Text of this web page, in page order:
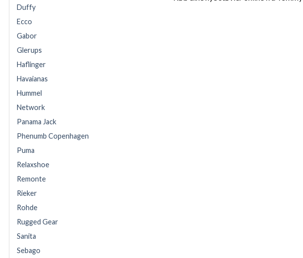
Duffy
Ecco
Gabor
Glerups
Haflinger
Havaianas
Hummel
Network
Panama Jack
Phenumb Copenhagen
Puma
Relaxshoe
Remonte
Rieker
Rohde
Rugged Gear
Sanita
Sebago